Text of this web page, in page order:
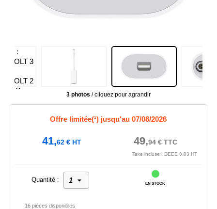
3 photos / cliquez pour agrandir
Offre limitée(¹) jusqu'au 07/08/2026
41,62€HT 49,94€TTC
Taxe incluse : DEEE 0.03 HT
Quantité :
EN STOCK
16 pièces disponibles